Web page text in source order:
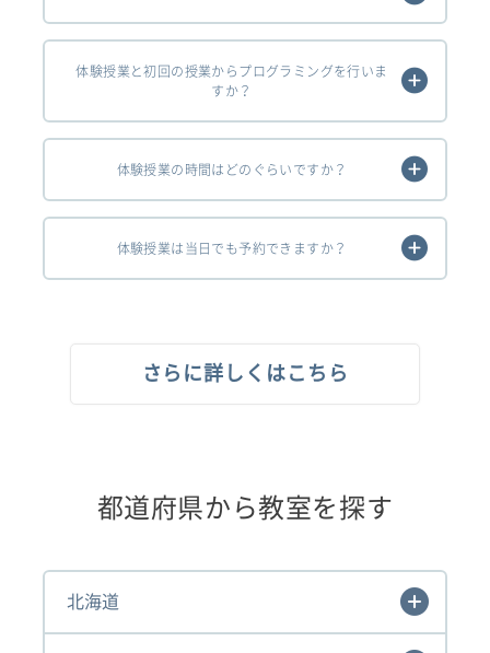
体験授業と初回の授業からプログラミングを行いま
すか？
体験授業の時間はどのぐらいですか？
体験授業は当日でも予約できますか？
さらに詳しくはこちら
都道府県から教室を探す
北海道